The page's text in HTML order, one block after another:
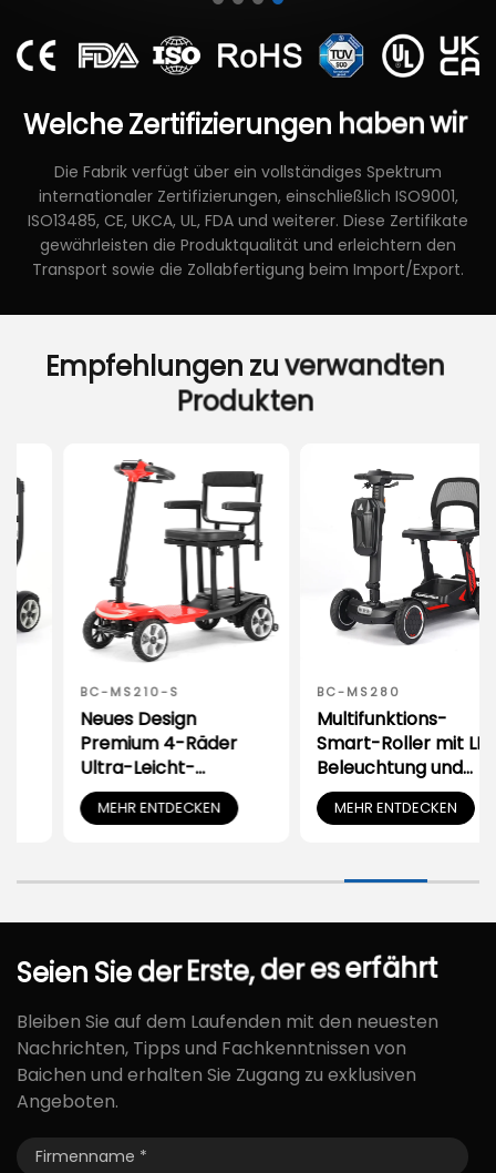
WelcheZertifizierungen habenwir
Die Fabrik verfügt über ein vollständiges Spektrum
internationaler Zertifizierungen, einschließlich ISO9001,
ISO13485, CE, UKCA, UL, FDA und weiterer. Diese Zertifikate
gewährleisten die Produktqualität und erleichtern den
Transport sowie die Zollabfertigung beim Import/Export.
Empfehlungen zuverwandten
Produkten
BC-MS210-S
Neues Design
Premium 4-Räder
Ultra-Leicht-
Mobilitätsscooter für
Senioren
MEHR ENTDECKEN
BC-MS280
Multifunktions-
Smart-Roller mit LED-
Beleuchtung und
Staufach
MEHR ENTDECKEN
Seien SiederErste,dereserfährt
Bleiben Sie auf dem Laufenden mit den neuesten
Nachrichten, Tipps und Fachkenntnissen von
Baichen und erhalten Sie Zugang zu exklusiven
Angeboten.